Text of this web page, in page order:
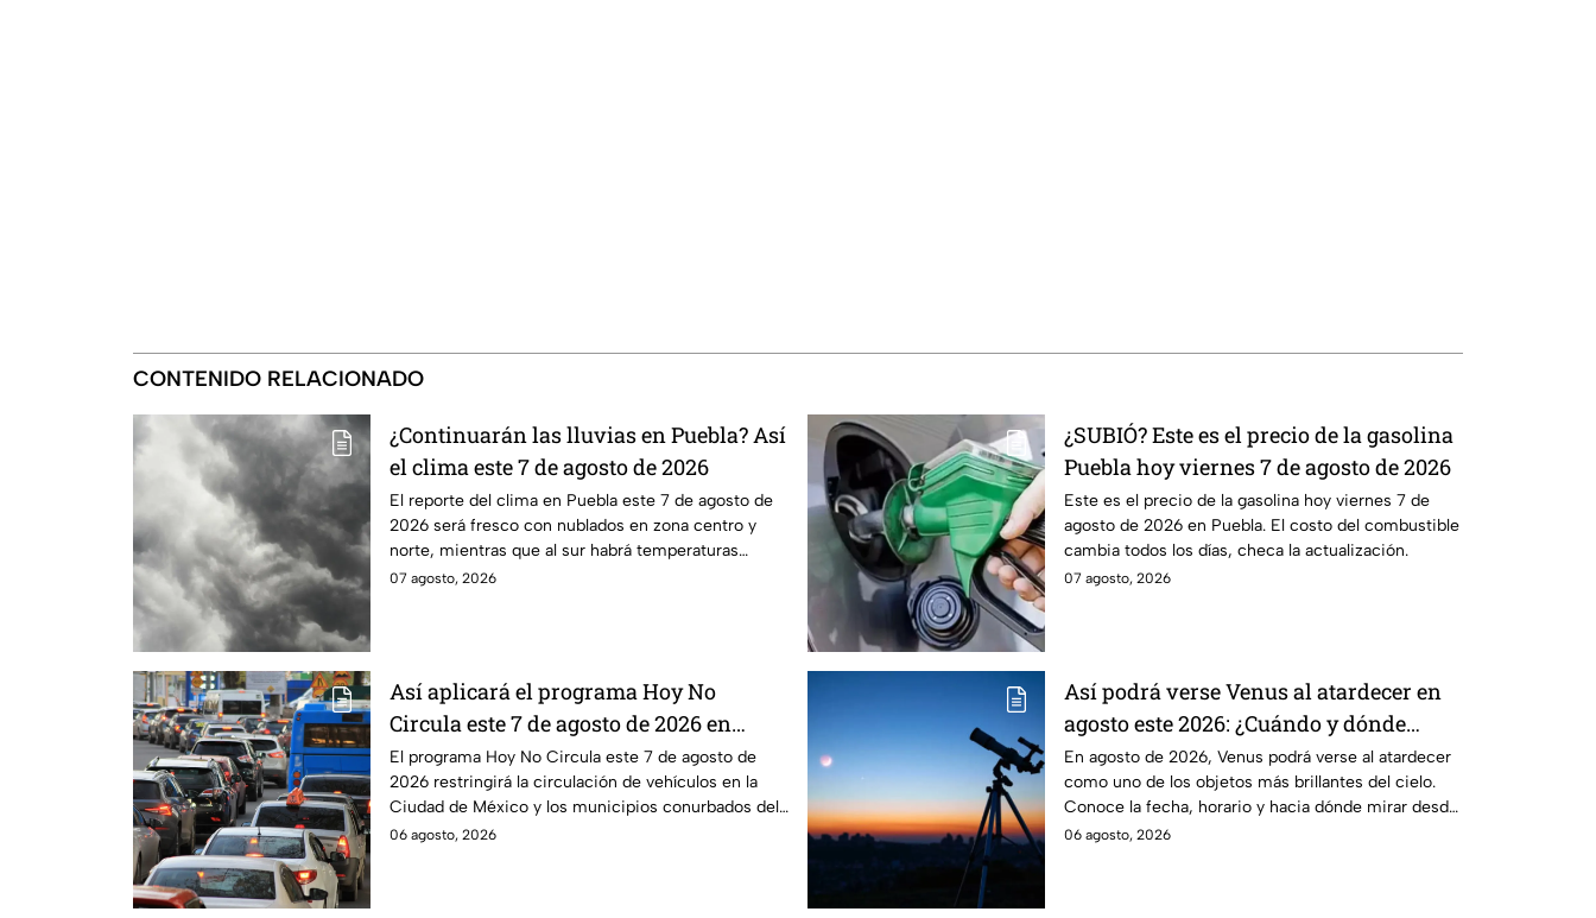
CONTENIDO RELACIONADO
¿Continuarán las lluvias en Puebla? Así
el clima este 7 de agosto de 2026
El reporte del clima en Puebla este 7 de agosto de
2026 será fresco con nublados en zona centro y
norte, mientras que al sur habrá temperaturas
elevadas.
07 agosto, 2026
¿SUBIÓ? Este es el precio de la gasolina
Puebla hoy viernes 7 de agosto de 2026
Este es el precio de la gasolina hoy viernes 7 de
agosto de 2026 en Puebla. El costo del combustible
cambia todos los días, checa la actualización.
07 agosto, 2026
Así aplicará el programa Hoy No
Circula este 7 de agosto de 2026 en
CDMX y Edomex
El programa Hoy No Circula este 7 de agosto de
2026 restringirá la circulación de vehículos en la
Ciudad de México y los municipios conurbados del
Edomex.
06 agosto, 2026
Así podrá verse Venus al atardecer en
agosto este 2026: ¿Cuándo y dónde
observarlo desde Puebla?
En agosto de 2026, Venus podrá verse al atardecer
como uno de los objetos más brillantes del cielo.
Conoce la fecha, horario y hacia dónde mirar desde
Puebla.
06 agosto, 2026